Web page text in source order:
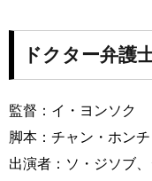
ドクター弁護
監督：イ・ヨンソク
脚本：チャン・ホン
出演者：ソ・ジソブ